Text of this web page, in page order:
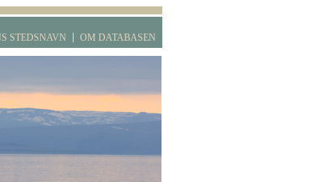
STEDSNAVN OM DATABASEN